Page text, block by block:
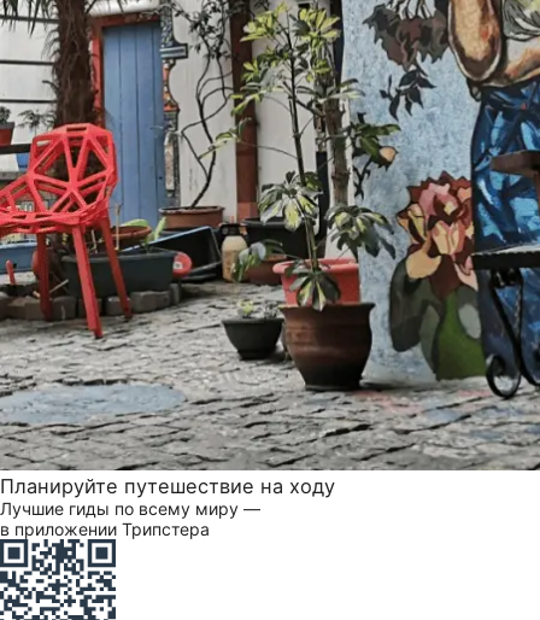
Планируйте путешествие на ходу
Лучшие гиды по всему миру —
в приложении Трипстера